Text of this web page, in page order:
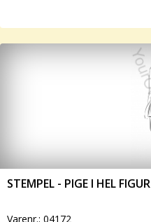
STEMPEL - PIGE I HEL FIGUR
Varenr.: 04172